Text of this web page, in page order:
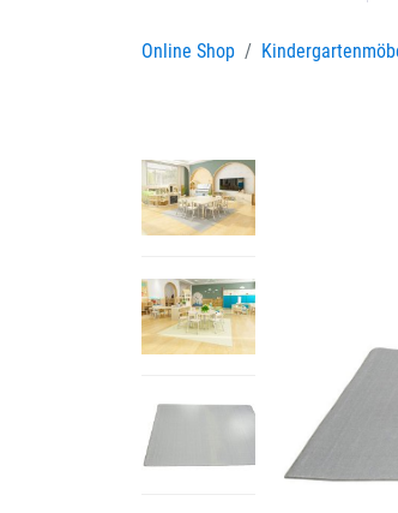
Online Shop